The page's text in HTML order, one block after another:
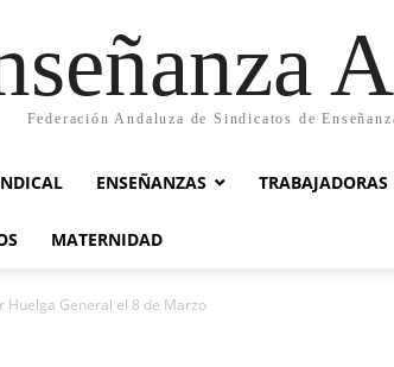
Federación Andaluza de Sindicatos de
ENSEÑANZAS TRABAJADORAS
MATERNIDAD
Huelga General el 8 de Marzo